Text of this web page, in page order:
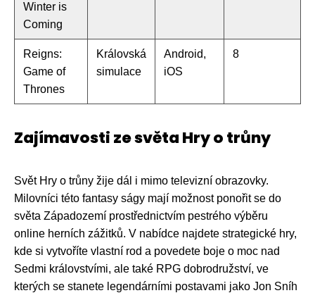
Winter is
Coming
Reigns:
Game of
Thrones
Královská
simulace
Android,
iOS
8
Zajímavosti ze světa Hry o trůny
Svět Hry o trůny žije dál i mimo televizní obrazovky.
Milovníci této fantasy ságy mají možnost ponořit se do
světa Západozemí prostřednictvím pestrého výběru
online herních zážitků. V nabídce najdete strategické hry,
kde si vytvoříte vlastní rod a povedete boje o moc nad
Sedmi královstvími, ale také RPG dobrodružství, ve
kterých se stanete legendárními postavami jako Jon Sníh